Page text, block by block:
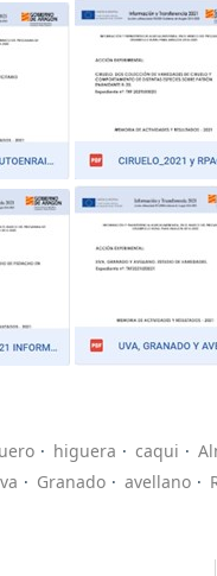
higuera caqui
Granado avellano